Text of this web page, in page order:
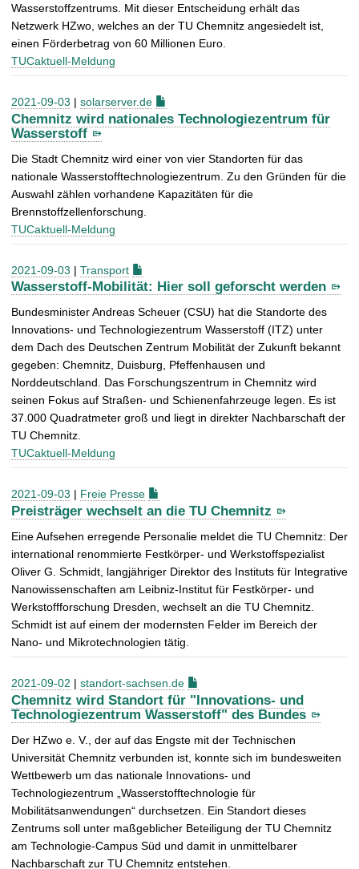
Wasserstoffzentrums. Mit dieser Entscheidung erhält das
Netzwerk HZwo, welches an der TU Chemnitz angesiedelt ist,
einen Förderbetrag von 60 Millionen Euro.
TUCaktuell-Meldung
2021-09-03 | solarserver.de
Chemnitz wird nationales Technologiezentrum für
Wasserstoff
Die Stadt Chemnitz wird einer von vier Standorten für das
nationale Wasserstofftechnologiezentrum. Zu den Gründen für die
Auswahl zählen vorhandene Kapazitäten für die
Brennstoffzellenforschung.
TUCaktuell-Meldung
2021-09-03 | Transport
Wasserstoff-Mobilität: Hier soll geforscht werden
Bundesminister Andreas Scheuer (CSU) hat die Standorte des
Innovations- und Technologiezentrum Wasserstoff (ITZ) unter
dem Dach des Deutschen Zentrum Mobilität der Zukunft bekannt
gegeben: Chemnitz, Duisburg, Pfeffenhausen und
Norddeutschland. Das Forschungszentrum in Chemnitz wird
seinen Fokus auf Straßen- und Schienenfahrzeuge legen. Es ist
37.000 Quadratmeter groß und liegt in direkter Nachbarschaft der
TU Chemnitz.
TUCaktuell-Meldung
2021-09-03 | Freie Presse
Preisträger wechselt an die TU Chemnitz
Eine Aufsehen erregende Personalie meldet die TU Chemnitz: Der
international renommierte Festkörper- und Werkstoffspezialist
Oliver G. Schmidt, langjähriger Direktor des Instituts für Integrative
Nanowissenschaften am Leibniz-Institut für Festkörper- und
Werkstoffforschung Dresden, wechselt an die TU Chemnitz.
Schmidt ist auf einem der modernsten Felder im Bereich der
Nano- und Mikrotechnologien tätig.
2021-09-02 | standort-sachsen.de
Chemnitz wird Standort für "Innovations- und
Technologiezentrum Wasserstoff" des Bundes
Der HZwo e. V., der auf das Engste mit der Technischen
Universität Chemnitz verbunden ist, konnte sich im bundesweiten
Wettbewerb um das nationale Innovations- und
Technologiezentrum „Wasserstofftechnologie für
Mobilitätsanwendungen“ durchsetzen. Ein Standort dieses
Zentrums soll unter maßgeblicher Beteiligung der TU Chemnitz
am Technologie-Campus Süd und damit in unmittelbarer
Nachbarschaft zur TU Chemnitz entstehen.